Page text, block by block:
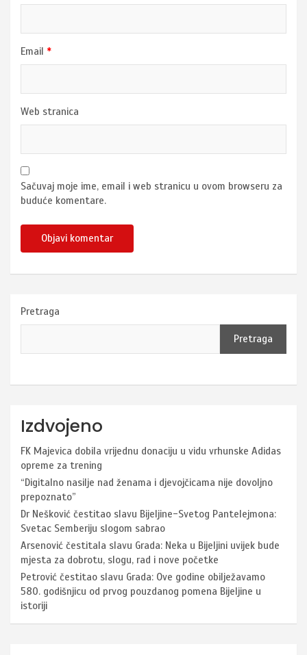
Email *
Web stranica
Sačuvaj moje ime, email i web stranicu u ovom browseru za
buduće komentare.
Pretraga
Pretraga
Izdvojeno
FK Majevica dobila vrijednu donaciju u vidu vrhunske Adidas
opreme za trening
“Digitalno nasilje nad ženama i djevojčicama nije dovoljno
prepoznato”
Dr Nešković čestitao slavu Bijeljine-Svetog Pantelejmona:
Svetac Semberiju slogom sabrao
Arsenović čestitala slavu Grada: Neka u Bijeljini uvijek bude
mjesta za dobrotu, slogu, rad i nove početke
Petrović čestitao slavu Grada: Ove godine obilježavamo
580. godišnjicu od prvog pouzdanog pomena Bijeljine u
istoriji